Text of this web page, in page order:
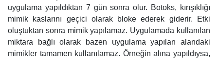
uygulama yapıldıktan 7 gün sonra olur. Botoks, kırışıklığı
mimik kaslarını geçici olarak bloke ederek giderir. Etki
oluştuktan sonra mimik yapılamaz. Uygulamada kullanılan
miktara bağlı olarak bazen uygulama yapılan alandaki
mimikler tamamen kullanılamaz. Örneğin alına yapıldıysa,